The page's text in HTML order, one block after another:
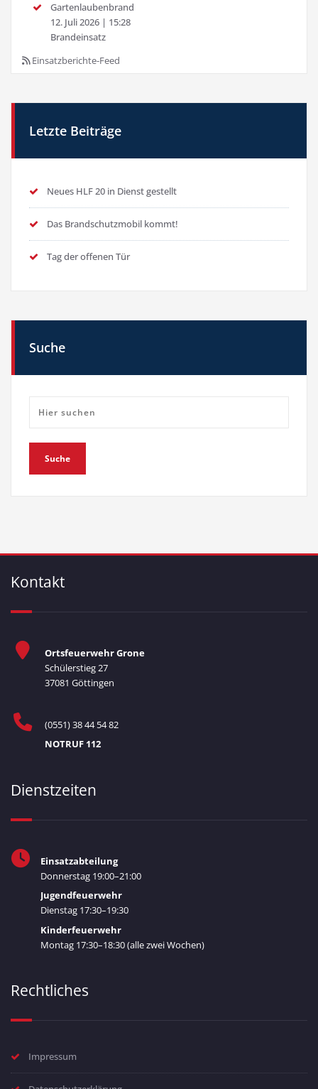
Gartenlaubenbrand
12. Juli 2026 | 15:28
Brandeinsatz
Einsatzberichte-Feed
Letzte Beiträge
Neues HLF 20 in Dienst gestellt
Das Brandschutzmobil kommt!
Tag der offenen Tür
Suche
Kontakt
Ortsfeuerwehr Grone
Schülerstieg 27
37081 Göttingen
(0551) 38 44 54 82
NOTRUF 112
Dienstzeiten
Einsatzabteilung
Donnerstag 19:00–21:00
Jugendfeuerwehr
Dienstag 17:30–19:30
Kinderfeuerwehr
Montag 17:30–18:30 (alle zwei Wochen)
Rechtliches
Impressum